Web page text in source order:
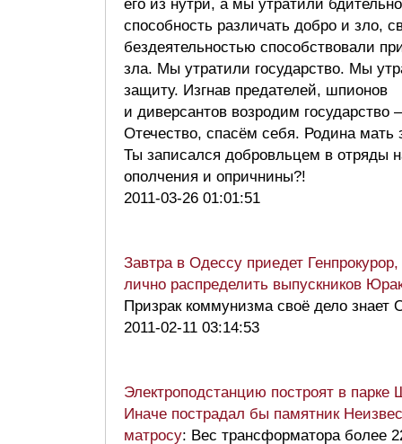
его из нутри, а мы утратили
способность различать добро и зло,
бездеятельностью способствовали
зла. Мы утратили государство. Мы
защиту. Изгнав предателей, шпионов
и диверсантов возродим государство
Отечество, спасём себя. Родина мать
Ты записался добровльцем в отряды
ополчения и опричнины?!
2011-03-26 01:01:51
Завтра в Одессу приедет
лично распределить выпускников
Призрак коммунизма своё дело знает
2011-02-11 03:14:53
Электроподстанцию построят в парке
Иначе пострадал бы памятник
матросу: Вес трансформатора более